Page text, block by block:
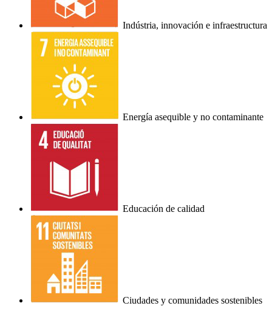
Indústria, innovación e infraestructura
Energía asequible y no contaminante
Educación de calidad
Ciudades y comunidades sostenibles